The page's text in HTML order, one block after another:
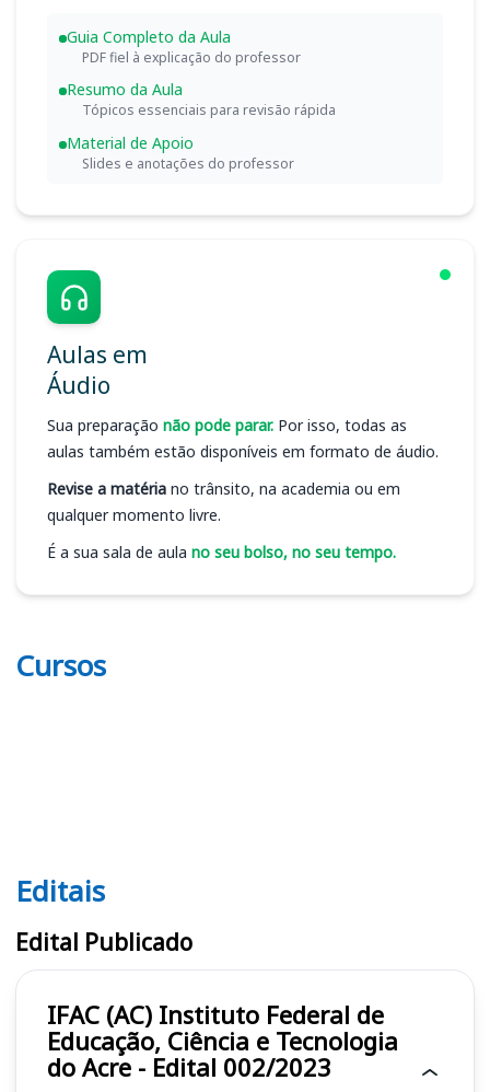
Guia Completo da Aula
PDF fiel à explicação do professor
Resumo da Aula
Tópicos essenciais para revisão rápida
Material de Apoio
Slides e anotações do professor
Aulas em
Áudio
Sua preparação não pode parar. Por isso, todas as
aulas também estão disponíveis em formato de áudio.
Revise a matéria no trânsito, na academia ou em
qualquer momento livre.
É a sua sala de aula no seu bolso, no seu tempo.
Cursos
Editais IFAC (AC)
Editais
Edital Publicado
IFAC (AC) Instituto Federal de
Educação, Ciência e Tecnologia
do Acre - Edital 002/2023